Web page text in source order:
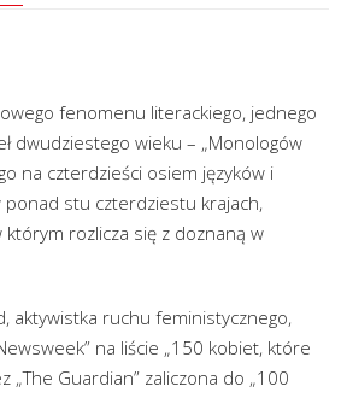
fenomenu literackiego, jednego
dwudziestego wieku – „Monologów
na czterdzieści osiem języków i
stu czterdziestu krajach,
rozlicza się z doznaną w
aktywistka ruchu feministycznego,
na liście „150 kobiet, które
„The Guardian” zaliczona do „100